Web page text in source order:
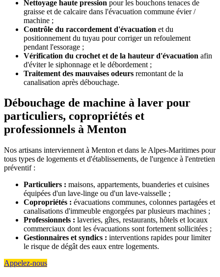
Nettoyage haute pression pour les bouchons tenaces de
graisse et de calcaire dans l'évacuation commune évier /
machine ;
Contrôle du raccordement d'évacuation et du
positionnement du tuyau pour corriger un refoulement
pendant l'essorage ;
Vérification du crochet et de la hauteur d'évacuation afin
d'éviter le siphonnage et le débordement ;
Traitement des mauvaises odeurs remontant de la
canalisation après débouchage.
Débouchage de machine à laver pour
particuliers, copropriétés et
professionnels à Menton
Nos artisans interviennent à Menton et dans le Alpes-Maritimes pour
tous types de logements et d'établissements, de l'urgence à l'entretien
préventif :
Particuliers : maisons, appartements, buanderies et cuisines
équipées d'un lave-linge ou d'un lave-vaisselle ;
Copropriétés : évacuations communes, colonnes partagées et
canalisations d'immeuble engorgées par plusieurs machines ;
Professionnels : laveries, gîtes, restaurants, hôtels et locaux
commerciaux dont les évacuations sont fortement sollicitées ;
Gestionnaires et syndics : interventions rapides pour limiter
le risque de dégât des eaux entre logements.
Appelez-nous